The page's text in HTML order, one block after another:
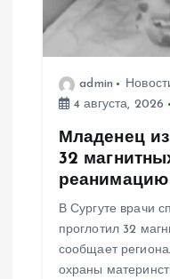
з
admin
4 августа, 2026
Младенец
32
реанимацию
В Сургуте врачи
проглотил 32
сообщает
охраны